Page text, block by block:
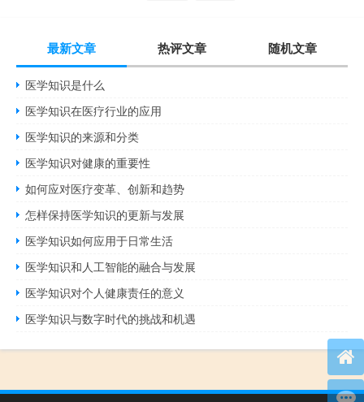
最新文章 热评文章 随机文章
医学知识是什么
医学知识在医疗行业的应用
医学知识的来源和分类
医学知识对健康的重要性
如何应对医疗变革、创新和趋势
怎样保持医学知识的更新与发展
医学知识如何应用于日常生活
医学知识和人工智能的融合与发展
医学知识对个人健康责任的意义
医学知识与数字时代的挑战和机遇